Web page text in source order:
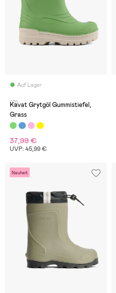
Auf Lager
(0)
Kavat Grytgöl Gummistiefel,
Grass
37,99 €
UVP: 45,99 €
Neuheit